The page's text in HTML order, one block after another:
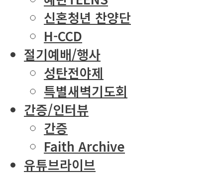
신혼청년 찬양단
H-CCD
절기예배/행사
성탄전야제
특별새벽기도회
간증/인터뷰
간증
Faith Archive
유튜브라이브